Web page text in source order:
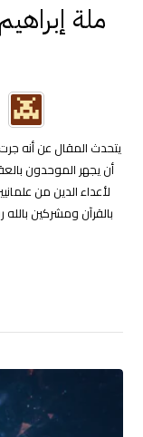
ملة
يتحدث المقال عن أنه
أن يجهر الموحدون
لأعداء الدين من
بالقرآن ومشركين